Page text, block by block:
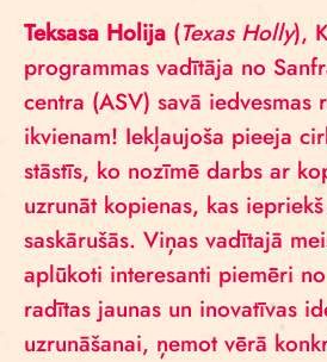
Teksasa Holija (Texas Holly),
programmas vadītāja no
centra (ASV) savā iedvesmas
ikvienam! Iekļaujoša pieeja
stāstīs, ko nozīmē darbs ar
uzrunāt kopienas, kas
saskārušās. Viņas vadītajā
aplūkoti interesanti piemēri
radītas jaunas un inovatīvas
uzrunāšanai, ņemot vērā